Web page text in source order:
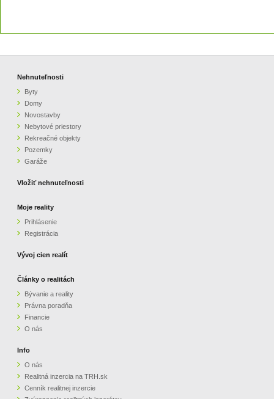
Nehnuteľnosti
Byty
Domy
Novostavby
Nebytové priestory
Rekreačné objekty
Pozemky
Garáže
Vložiť nehnuteľnosti
Moje reality
Prihlásenie
Registrácia
Vývoj cien realít
Články o realitách
Bývanie a reality
Právna poradňa
Financie
O nás
Info
O nás
Realitná inzercia na TRH.sk
Cenník realitnej inzercie